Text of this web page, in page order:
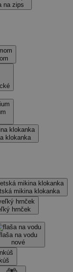
na zips
klokanka
mikina klokanka
hrnček
na vodu
nové